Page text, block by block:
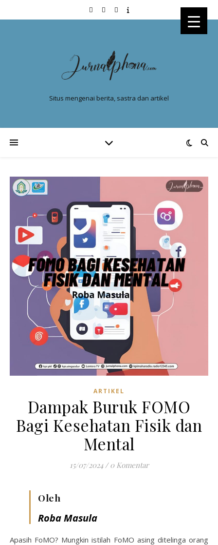
Situs mengenai berita, sastra dan artikel
ARTIKEL
Dampak Buruk FOMO
Bagi Kesehatan Fisik dan
Mental
15/07/2024 / 0 Komentar
Oleh
Roba Masula
Apasih FoMO? Mungkin istilah FoMO asing ditelinga orang